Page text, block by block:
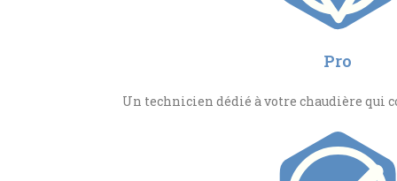
Pro
Un technicien dédié à votre chaudière